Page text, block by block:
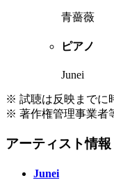
青薔薇
ピアノ
Junei
※ 試聴は反映までに
※ 著作権管理事業者
アーティスト情報
Junei